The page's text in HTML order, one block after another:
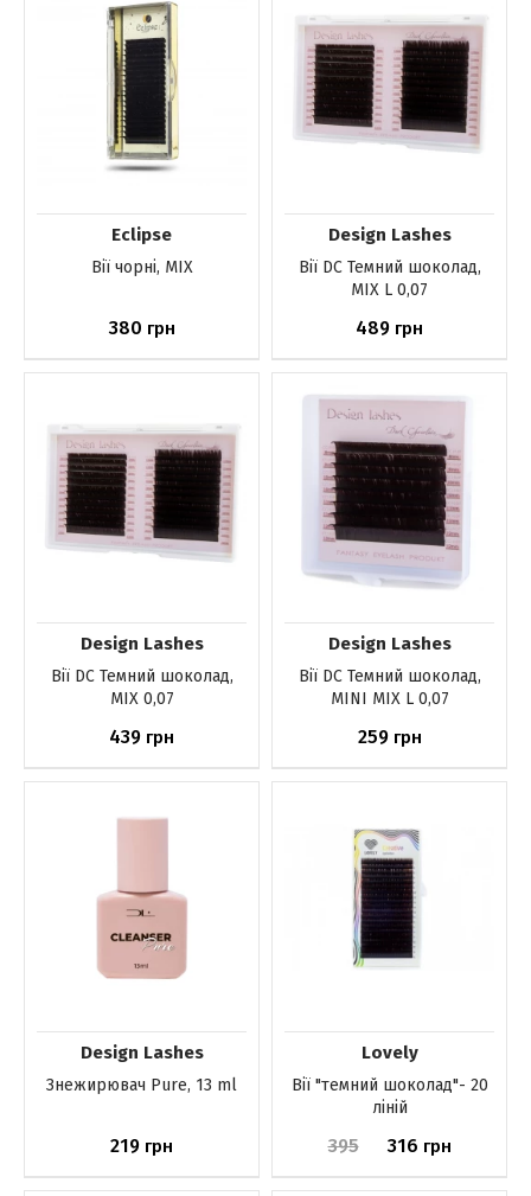
Eclipse
Вії чорні, MIX
380 грн
Design Lashes
Вії DС Темний шоколад,
MIX L 0,07
489 грн
Design Lashes
Вії DС Темний шоколад,
MIX 0,07
439 грн
Design Lashes
Вії DС Темний шоколад,
MINI MIX L 0,07
259грн
Design Lashes
Знежирювач Pure, 13 ml
219 грн
Lovely
Вії "темний шоколад"- 20
ліній
395 316 грн